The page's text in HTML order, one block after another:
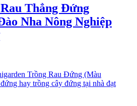
Thẳng Đứng
Nha Nông Nghiệp